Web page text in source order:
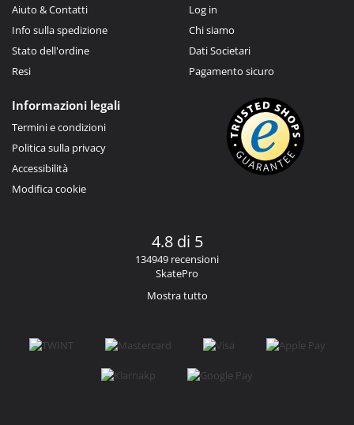
Aiuto & Contatti
Info sulla spedizione
Stato dell'ordine
Resi
Log in
Chi siamo
Dati Societari
Pagamento sicuro
Informazioni legali
Termini e condizioni
Politica sulla privacy
Accessibilità
Modifica cookie
4.8 di 5
134949 recensioni
SkatePro
Mostra tutto